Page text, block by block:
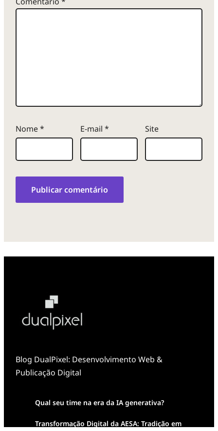
Nome* E-mail * Site
Blog DualPixel: Desenvolvimento Web &
Publicação Digital
Qual seu time na era da IA generativa?
Transformação Digital da AESA: Tradição em